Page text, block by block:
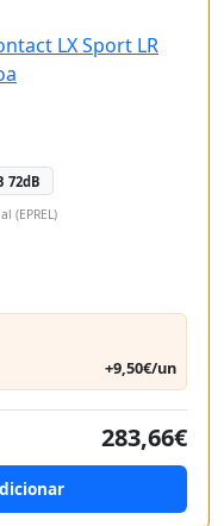
72dB
(EPREL)
+9,50€/un
283,66€